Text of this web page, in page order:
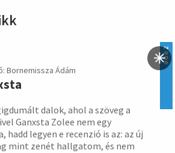
zene
Bornemissza Ádám
dalok, ahol a szöveg a
Ganxsta Zolee nem egy
hadd legyen e recenzió is az: az új
mint zenét hallgatom, és nem